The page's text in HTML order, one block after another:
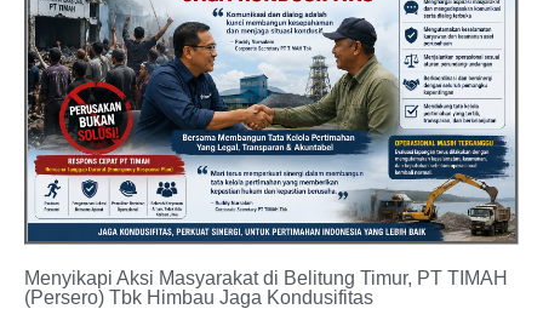
Menyikapi Aksi Masyarakat di Belitung Timur, PT TIMAH
(Persero) Tbk Himbau Jaga Kondusifitas